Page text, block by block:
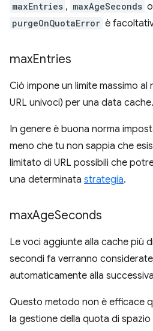
maxEntries , maxAgeSeconds
purgeOnQuotaError è
maxEntries
Ciò impone un limite massimo
URL univoci) per una data cache.
In genere è buona norma
meno che tu non sappia che
limitato di URL possibili che
una determinata strategia.
maxAgeSeconds
Le voci aggiunte alla cache più
secondi fa verranno
automaticamente alla
Questo metodo non è efficace
la gestione della quota di